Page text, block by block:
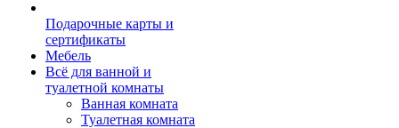
Подарочные карты и
сертификаты
Мебель
Всё для ванной и
туалетной комнаты
Ванная комната
Туалетная комната